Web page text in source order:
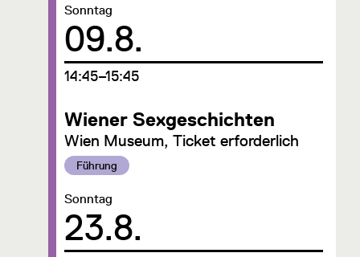
Wiener Sexgeschichten
Wien Museum, Ticket erforderlich
Kategorie:
Führung
Datum:
09.8.
Sonntag
um
14:45–15:45
Datum:
23.8.
Sonntag